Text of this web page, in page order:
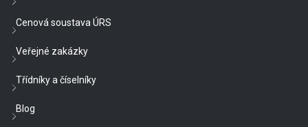
Cenová soustava ÚRS
Veřejné zakázky
Třídníky a číselníky
Blog